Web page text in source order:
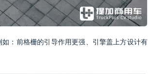
：前格栅的引导作用更强、引擎盖上方设计有